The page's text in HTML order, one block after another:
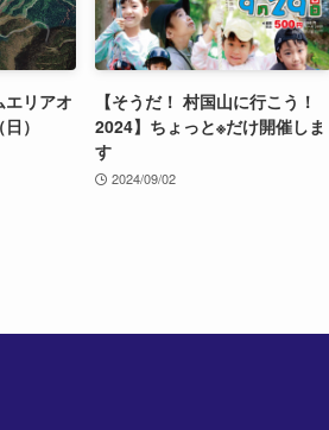
リアオ
）
【そうだ！ 村国山に行こう！
2024】ちょっと※だけ開催しま
す
2024/09/02